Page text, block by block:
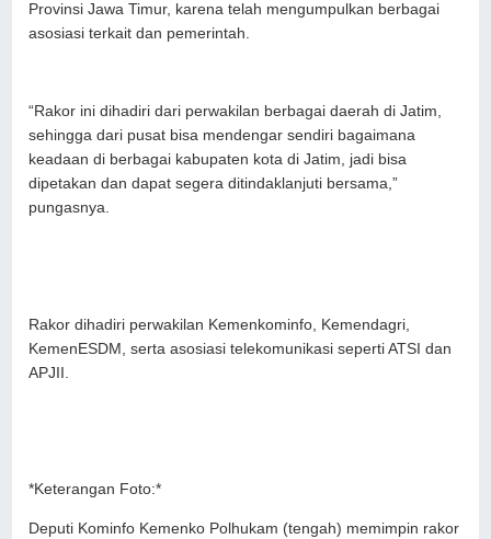
Provinsi Jawa Timur, karena telah mengumpulkan berbagai
asosiasi terkait dan pemerintah.
“Rakor ini dihadiri dari perwakilan berbagai daerah di Jatim,
sehingga dari pusat bisa mendengar sendiri bagaimana
keadaan di berbagai kabupaten kota di Jatim, jadi bisa
dipetakan dan dapat segera ditindaklanjuti bersama,”
pungasnya.
Rakor dihadiri perwakilan Kemenkominfo, Kemendagri,
KemenESDM, serta asosiasi telekomunikasi seperti ATSI dan
APJII.
*Keterangan Foto:*
Deputi Kominfo Kemenko Polhukam (tengah) memimpin rakor